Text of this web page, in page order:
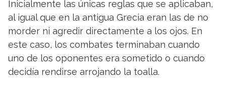
Inicialmente las únicas reglas que se aplicaban,
al igual que en la antigua Grecia eran las de no
morder ni agredir directamente a los ojos. En
este caso, los combates terminaban cuando
uno de los oponentes era sometido o cuando
decidía rendirse arrojando la toalla.